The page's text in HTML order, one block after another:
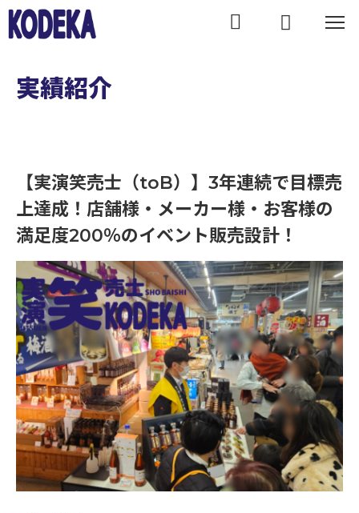
【実演笑売士（toB）】3年連続で目標売上達成！店舗様・メーカー様・お客様の満足度200％のイベント販売設計！｜実績紹介
実績紹介
【実演笑売士（toB）】3年連続で目標売
上達成！店舗様・メーカー様・お客様の
満足度200％のイベント販売設計！